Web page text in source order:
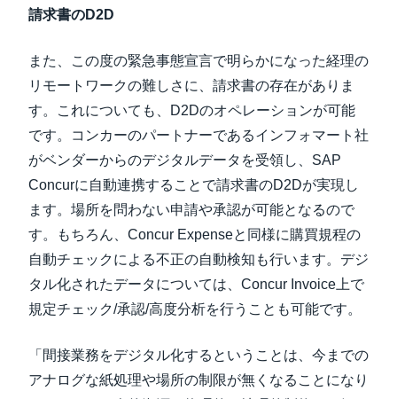
請求書のD2D
また、この度の緊急事態宣言で明らかになった経理の
リモートワークの難しさに、請求書の存在がありま
す。これについても、D2Dのオペレーションが可能
です。コンカーのパートナーであるインフォマート社
がベンダーからのデジタルデータを受領し、SAP
Concurに自動連携することで請求書のD2Dが実現し
ます。場所を問わない申請や承認が可能となるので
す。もちろん、Concur Expenseと同様に購買規程の
自動チェックによる不正の自動検知も行います。デジ
タル化されたデータについては、Concur Invoice上で
規定チェック/承認/高度分析を行うことも可能です。
「間接業務をデジタル化するということは、今までの
アナログな紙処理や場所の制限が無くなることになり